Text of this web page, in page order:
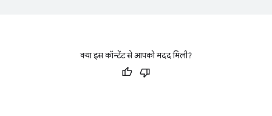
क्या इस कॉन्टेंट से आपको मदद मिली?